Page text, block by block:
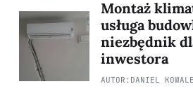
Montaż
usługa
niezbędnik
inwestora
AUTOR: DANIEL